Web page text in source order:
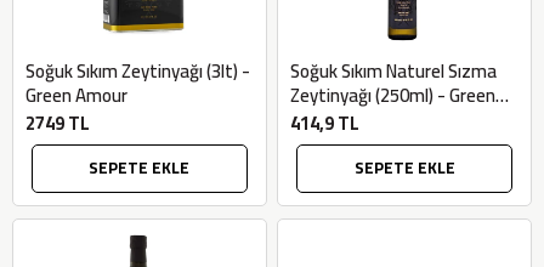
Soğuk Sıkım Zeytinyağı (3lt) -
Green Amour
2749 TL
SEPETE EKLE
Soğuk Sıkım Naturel Sızma
Zeytinyağı (250ml) - Green
Amour
414,9 TL
SEPETE EKLE